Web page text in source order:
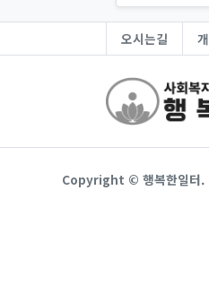
오시는길
Copyright © 행복한일터.